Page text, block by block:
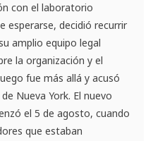
con el laboratorio
esperarse, decidió recurrir
amplio equipo legal
la organización y el
fue más allá y acusó
Nueva York. El nuevo
el 5 de agosto, cuando
que estaban